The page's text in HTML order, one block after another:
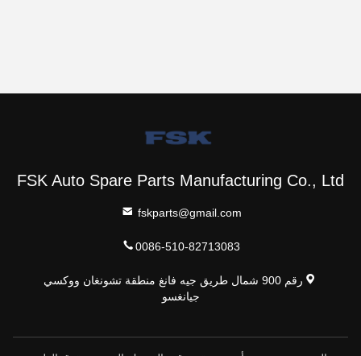
FSK Auto Spare Parts Manufacturing Co., Ltd
fskparts@gmail.com
0086-510-82713083
رقم 900 شمال طريق جيه فانغ منطقة تشونغان ووكسي
جيانغسو